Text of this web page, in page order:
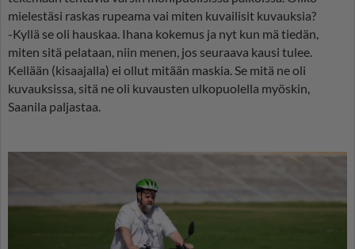
mielestäsi raskas rupeama vai miten kuvailisit kuvauksia?
-Kyllä se oli hauskaa. Ihana kokemus ja nyt kun mä tiedän,
miten sitä pelataan, niin menen, jos seuraava kausi tulee.
Kellään (kisaajalla) ei ollut mitään maskia. Se mitä ne oli
kuvauksissa, sitä ne oli kuvausten ulkopuolella myöskin,
Saanila paljastaa.